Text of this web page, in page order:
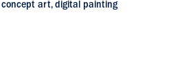
concept art, digital painting